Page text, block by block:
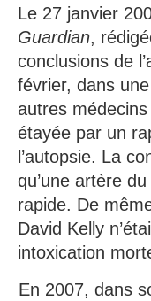
Le 27 janvier
Guardian,
conclusions de
février, dans
autres
étayée par un
l’autopsie. La
qu’une artère
rapide. De
David Kelly
intoxication
En 2007, dans